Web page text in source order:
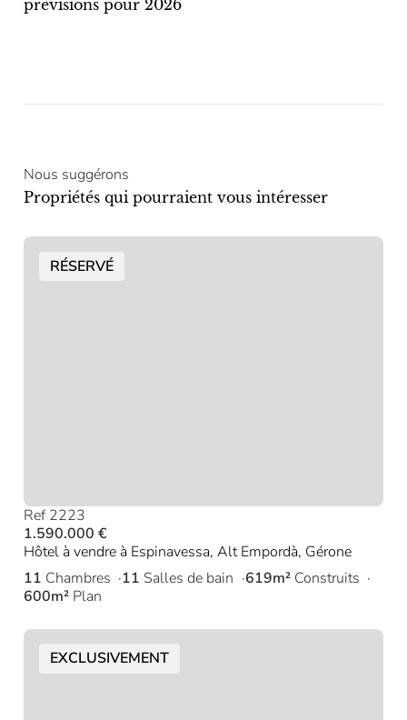
prévisions pour 2026
Nous suggérons
Propriétés qui pourraient vous intéresser
RÉSERVÉ
Ref 2223
1.590.000 €
Hôtel à vendre à Espinavessa, Alt Empordà, Gérone
11 Chambres 11 Salles de bain 619m² Construits
600m² Plan
EXCLUSIVEMENT